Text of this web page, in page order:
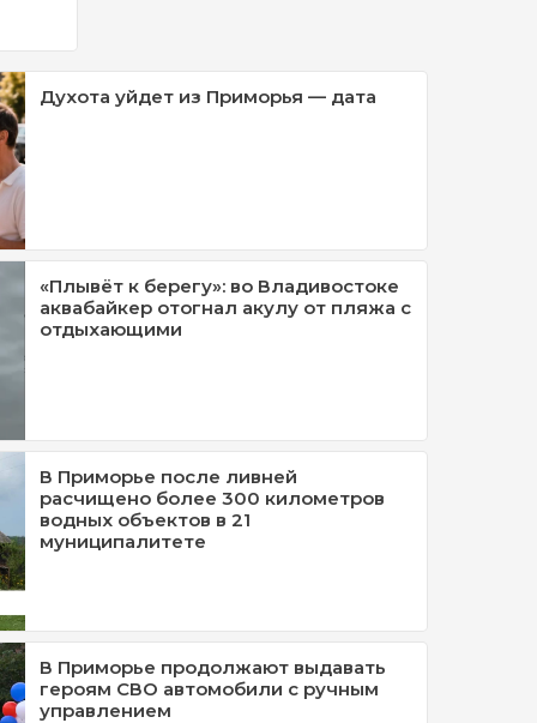
Духота уйдет из Приморья — дата
«Плывёт к берегу»: во Владивостоке
аквабайкер отогнал акулу от пляжа с
отдыхающими
В Приморье после ливней
расчищено более 300 километров
водных объектов в 21
муниципалитете
В Приморье продолжают выдавать
героям СВО автомобили с ручным
управлением